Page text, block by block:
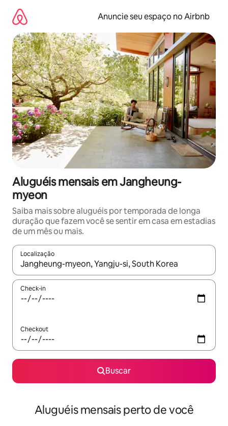
para
conteúdo
Anuncie seu espaço no Airbnb
Aluguéis mensais em Jangheung-
myeon
Saiba mais sobre aluguéis por temporada de longa
duração que fazem você se sentir em casa em estadias
de um mês ou mais.
Localização
Quando os resultados estiverem disponíveis, explore-os
Check-in
Checkout
Buscar
Aluguéis mensais perto de você